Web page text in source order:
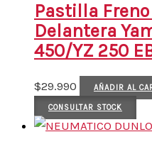
Pastilla
Delantera
450/YZ 250
$29.990 AÑADIR AL
CONSULTAR STOCK